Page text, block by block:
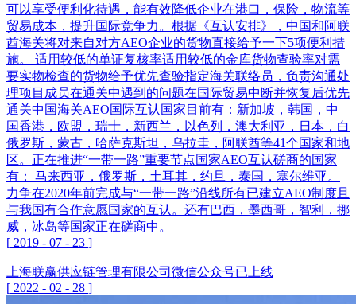
可以享受便利化待遇，能有效降低企业在港口，保险，物流等
贸易成本，提升国际竞争力。根据《互认安排》，中国和阿联
酋海关将对来自对方AEO企业的货物直接给予一下5项便利措
施。 适用较低的单证复核率适用较低的金库货物查验率对需
要实物检查的货物给予优先查验指定海关联络员，负责沟通处
理项目成员在通关中遇到的问题在国际贸易中断并恢复后优先
通关中国海关AEO国际互认国家目前有：新加坡，韩国，中
国香港，欧盟，瑞士，新西兰，以色列，澳大利亚，日本，白
俄罗斯，蒙古，哈萨克斯坦，乌拉圭，阿联酋等41个国家和地
区。正在推进“一带一路”重要节点国家AEO互认磋商的国家
有： 马来西亚，俄罗斯，土耳其，约旦，泰国，塞尔维亚。
力争在2020年前完成与“一带一路”沿线所有已建立AEO制度且
与我国有合作意愿国家的互认。还有巴西，墨西哥，智利，挪
威，冰岛等国家正在磋商中。
[ 2019 - 07 - 23 ]
上海联赢供应链管理有限公司微信公众号已上线
[ 2022 - 02 - 28 ]